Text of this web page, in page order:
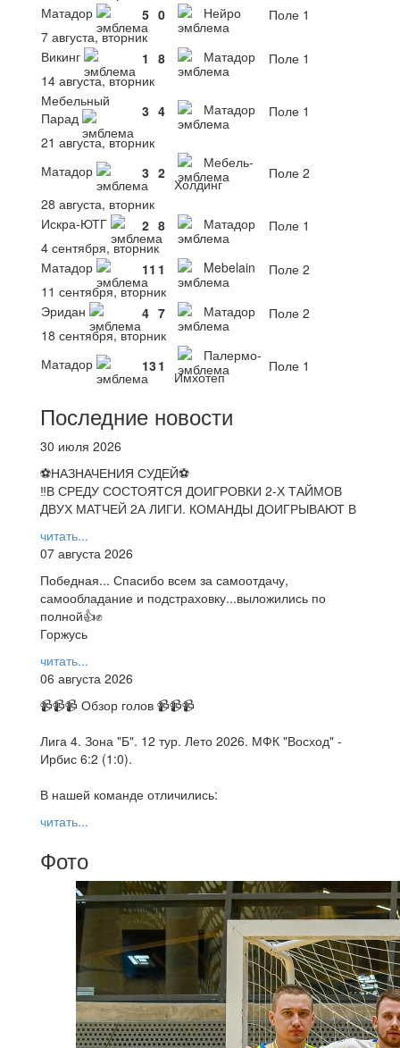
Матадор
5 0 Нейро
Поле 1
7 августа, вторник
Викинг
1 8 Матадор
Поле 1
14 августа, вторник
Мебельный
Парад
3 4 Матадор
Поле 1
21 августа, вторник
Матадор
3 2
Мебель-
Холдинг
Поле 2
28 августа, вторник
Искра-ЮТГ
2 8 Матадор
Поле 1
4 сентября, вторник
Матадор
11 1 Mebelain
Поле 2
11 сентября, вторник
Эридан
4 7 Матадор
Поле 2
18 сентября, вторник
Матадор
131
Палермо-
Имхотеп
Поле 1
Последние новости
30 июля 2026
⚽НАЗНАЧЕНИЯ СУДЕЙ⚽
‼В СРЕДУ СОСТОЯТСЯ ДОИГРОВКИ 2-Х ТАЙМОВ
ДВУХ МАТЧЕЙ 2А ЛИГИ. КОМАНДЫ ДОИГРЫВАЮТ В
читать...
07 августа 2026
Победная... Спасибо всем за самоотдачу,
самообладание и подстраховку...выложились по
полной👍✊
Горжусь
читать...
06 августа 2026
📹📹📹 Обзор голов 📹📹📹
Лига 4. Зона "Б". 12 тур. Лето 2026. МФК "Восход" -
Ирбис 6:2 (1:0).
В нашей команде отличились:
читать...
Фото